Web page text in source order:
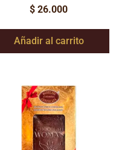
$ 26.000
Añadir al carrito